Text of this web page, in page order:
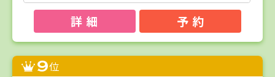
詳 細 予 約
9位